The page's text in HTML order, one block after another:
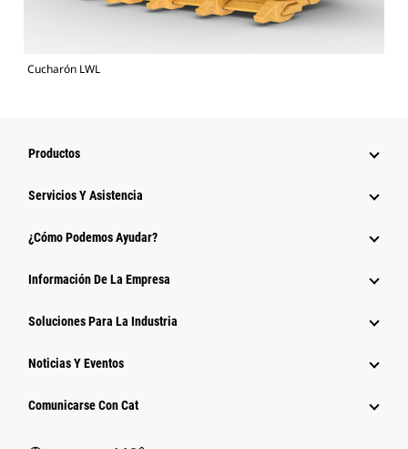
Cucharón LWL
Productos
Servicios Y Asistencia
¿Cómo Podemos Ayudar?
Información De La Empresa
Soluciones Para La Industria
Noticias Y Eventos
Comunicarse Con Cat